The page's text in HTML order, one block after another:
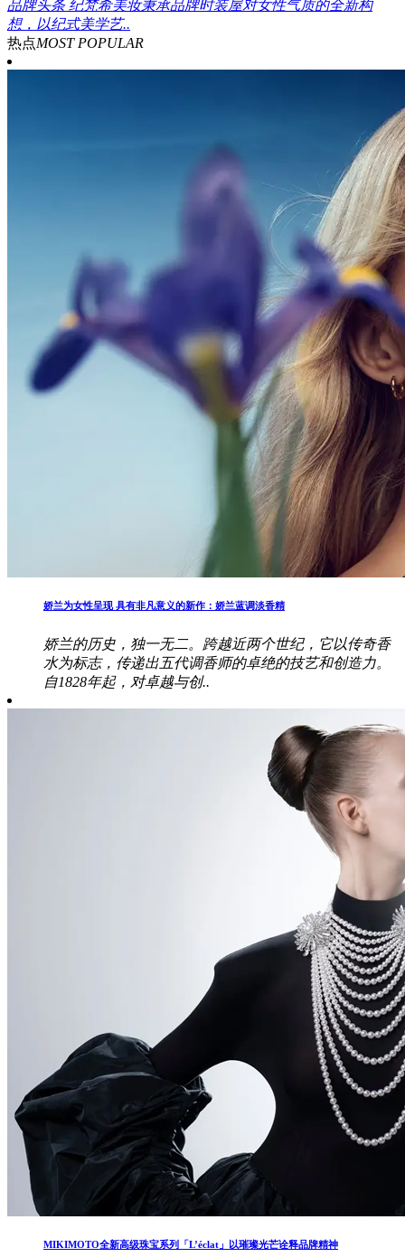
品牌头条 纪梵希美妆秉承品牌时装屋对女性气质的全新构
想，以纪式美学艺..
热点MOST POPULAR
娇兰为女性呈现 具有非凡意义的新作：娇兰蓝调淡香精
娇兰的历史，独一无二。跨越近两个世纪，它以传奇香
水为标志，传递出五代调香师的卓绝的技艺和创造力。
自1828年起，对卓越与创..
MIKIMOTO全新高级珠宝系列「L’éclat」以璀璨光芒诠释品牌精神